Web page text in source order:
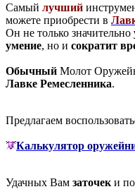
Самый лучший
можете приобрести в
Он не только значительно
умение, но и сократит
Обычный Молот
Лавке Ремесленника.
Предлагаем
Калькулятор
Удачных Вам заточек и